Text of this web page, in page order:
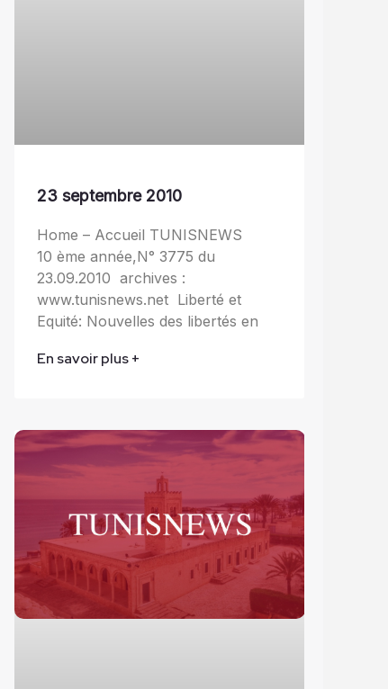
23 septembre 2010
Home – Accueil TUNISNEWS
10 ème année,N° 3775 du
23.09.2010 archives :
www.tunisnews.net Liberté et
Equité: Nouvelles des libertés en
En savoir plus +